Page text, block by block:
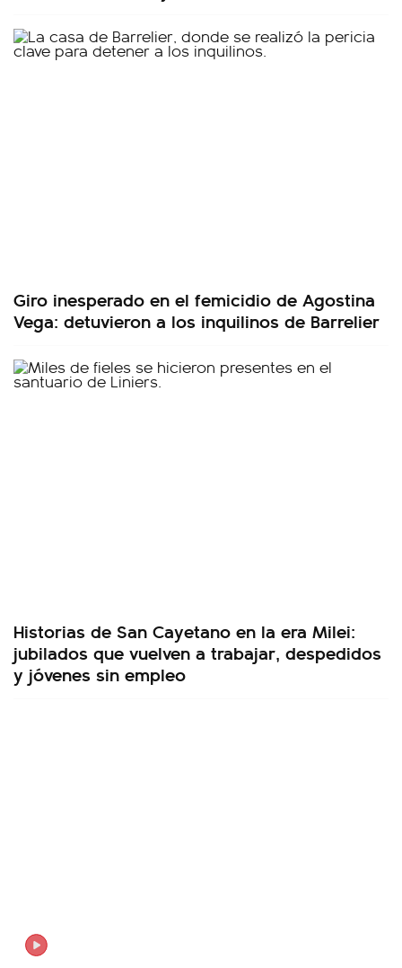
Giro inesperado en el femicidio de Agostina
Vega: detuvieron a los inquilinos de Barrelier
Historias de San Cayetano en la era Milei:
jubilados que vuelven a trabajar, despedidos
y jóvenes sin empleo